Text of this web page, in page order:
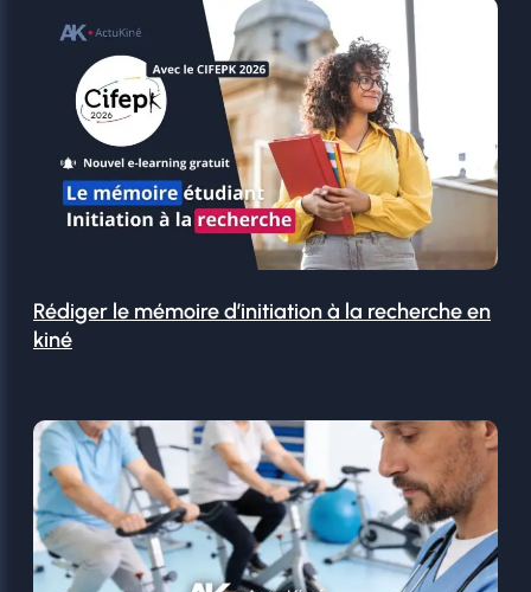
Rédiger le mémoire d’initiation à la recherche en
kiné